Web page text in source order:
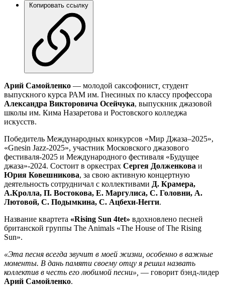
Копировать ссылку
Арий Самойленко — молодой саксофонист студент
выпускного курса РАМ им. Гнесиных по классу профессора
Александра Викторовича Осейчука, выпускник джазовой
школы им. Кима Назаретова и Ростовского колледжа
искусств.
Победитель Международных конкурсов «Мир Джаза–2025»,
«Gnesin Jazz-2025», участник Московского джазового
фестиваля-2025 и Международного фестиваля «Будущее
джаза»-2024. Состоит в оркестрах Сергея Долженкова и
Юрия Ковешникова, за свою активную концертную
деятельность сотрудничал с коллективами Д. Крамера,
А.Кролла, П. Востокова, Е. Маргулиса, С. Головни, А.
Лютовой, С. Подымкина, С. Ацбехи-Негги.
Название квартета «Rising Sun 4tet» вдохновлено песней
британской группы The Animals «The House of The Rising
Sun».
«Эта песня всегда звучит в моей жизни, особенно в важные
моменты. В дань памяти своему отцу я решил назвать
коллектив в честь его любимой песни», — говорит бэнд-лидер
Арий Самойленко.